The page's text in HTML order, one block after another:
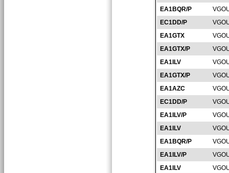
EA1BQR/P
EC1DD/P
EA1GTX
EA1GTX/P
EA1ILV
EA1GTX/P
EA1AZC
EC1DD/P
EA1ILV/P
EA1ILV
EA1BQR/P
EA1ILV/P
EA1ILV